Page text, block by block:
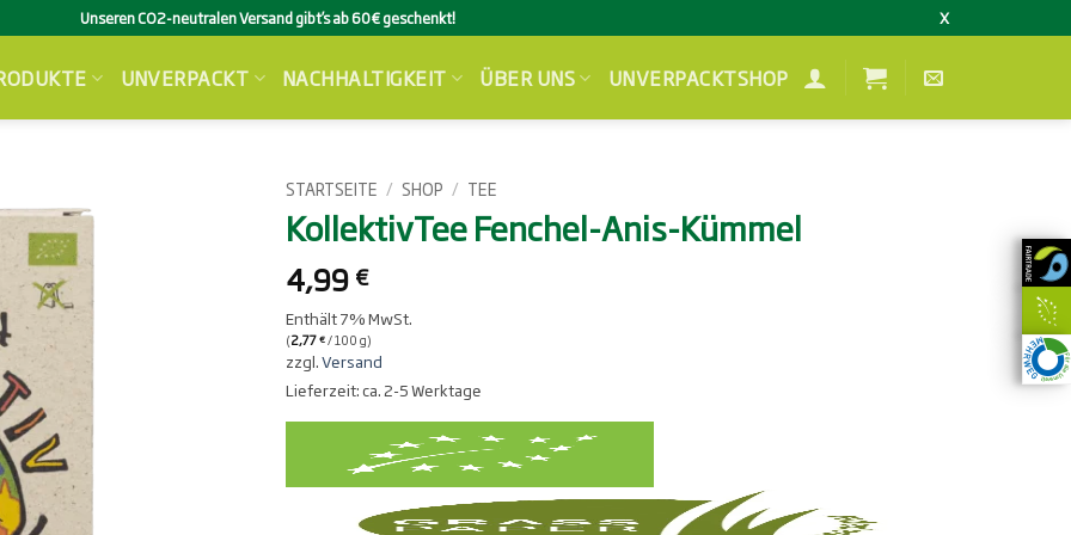
Unseren CO2-neutralen Versand gibt’s ab 60€ geschenkt! X
UNVERPACKT NACHHALTIGKEIT ÜBER UNS UNVERPACKTSHOP
STARTSEITE / SHOP / TEE
KollektivTee Fenchel-Anis-Kümmel
4,99 €
Enthält 7% MwSt.
(2,77€/ 100 g)
zzgl.Versand
Lieferzeit: ca. 2-5 Werktage